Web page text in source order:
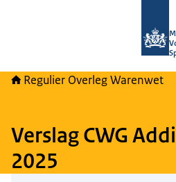
Regulier Overleg Warenwet
Verslag CWG
2025